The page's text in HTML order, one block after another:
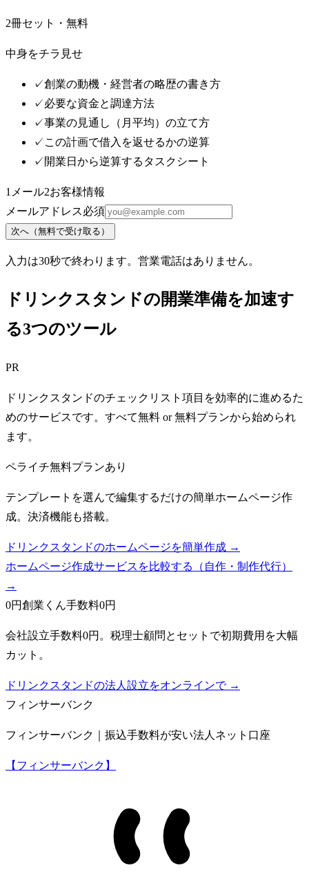
2冊セット・無料
中身をチラ見せ
✓創業の動機・経営者の略歴の書き方
✓必要な資金と調達方法
✓事業の見通し（月平均）の立て方
✓ この計画で借入を返せるかの逆算
✓ 開業日から逆算するタスクシート
1 メール2お客様情報
メールアドレス必須
次へ（無料で受け取る）
入力は30秒で終わります。営業電話はありません。
ドリンクスタンドの開業準備を加速す
る3つのツール
PR
ドリンクスタンドのチェックリスト項目を効率的に進めるた
めのサービスです。すべて無料 or 無料プランから始められ
ます。
ペライチ無料プランあり
テンプレートを選んで編集するだけの簡単ホームページ作
成。決済機能も搭載。
ドリンクスタンドのホームページを簡単作成 →
ホームページ作成サービスを比較する（自作・制作代行）
→
0円創業くん手数料0円
会社設立手数料0円。税理士顧問とセットで初期費用を大幅
カット。
ドリンクスタンドの法人設立をオンラインで →
フィンサーバンク
フィンサーバンク｜振込手数料が安い法人ネット口座
【フィンサーバンク】